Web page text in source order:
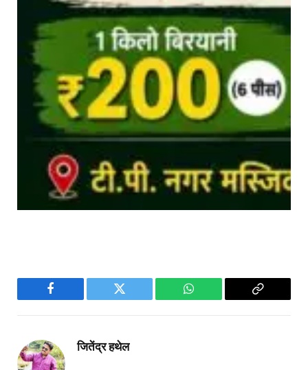
Facebook Twitter WhatsApp
Copy
जितेंद्र हथेल